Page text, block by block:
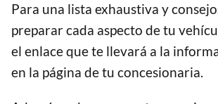
Para una lista exhaustiva y
preparar cada aspecto de tu
el enlace que te llevará a la
en la página de tu concesionaria.